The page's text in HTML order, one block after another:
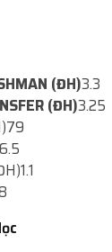
(ĐH)3.3
(ĐH)3.25
79
6.5
1.1